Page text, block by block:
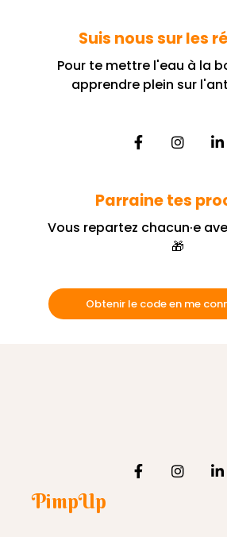
Suis nous sur les
Pour te mettre l'eau à la
apprendre plein sur
Parraine tes
Vous repartez chacun·e
🎁
Obtenir le code en me
PimpUp